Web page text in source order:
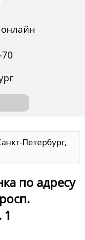
Петербург,
по адресу